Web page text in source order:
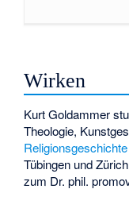
Wirken
Kurt Goldammer
Theologie,
Religionsgeschichte
Tübingen und
zum Dr. phil.